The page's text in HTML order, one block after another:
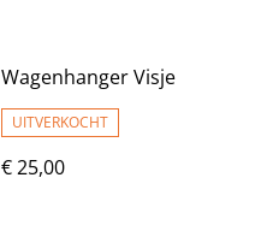
Wagenhanger Visje
UITVERKOCHT
€ 25,00